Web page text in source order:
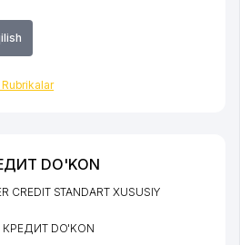
DO'KON
CREDIT STANDART XUSUSIY
DO'KON